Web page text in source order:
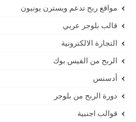
مواقع ربح تدعم ويسترن يونيون
قالب بلوجر عربي
التجارة الالكترونية
الربح من الفيس بوك
أدسنس
دورة الربح من بلوجر
قوالب اجنبية